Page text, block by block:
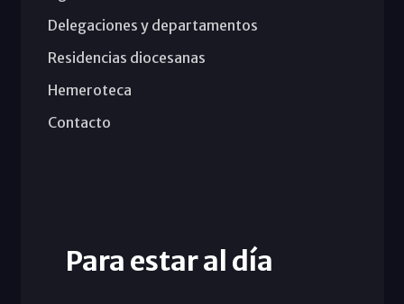
Delegaciones y departamentos
Residencias diocesanas
Hemeroteca
Contacto
Para estar al día